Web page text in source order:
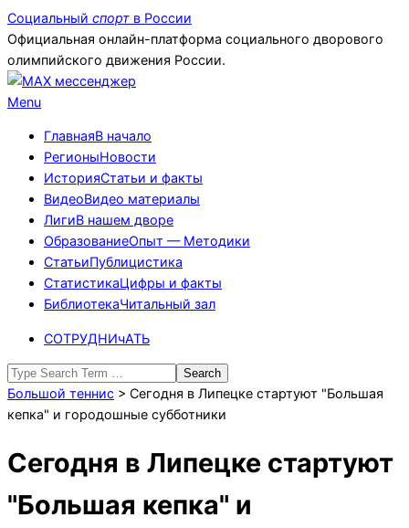
Skip
to
content
Социальный спорт в России
Официальная онлайн-платформа социального дворового
олимпийского движения России.
Primary
Menu
Menu
ГлавнаяВ начало
РегионыНовости
ИсторияСтатьи и факты
ВидеоВидео материалы
ЛигиВ нашем дворе
ОбразованиеОпыт — Методики
СтатьиПублицистика
СтатистикаЦифры и факты
БиблиотекаЧитальный зал
СОТРУДНИчАТЬ
Search
Большой теннис > Сегодня в Липецке стартуют "Большая
кепка" и городошные субботники
Сегодня в Липецке стартуют
"Большая кепка" и